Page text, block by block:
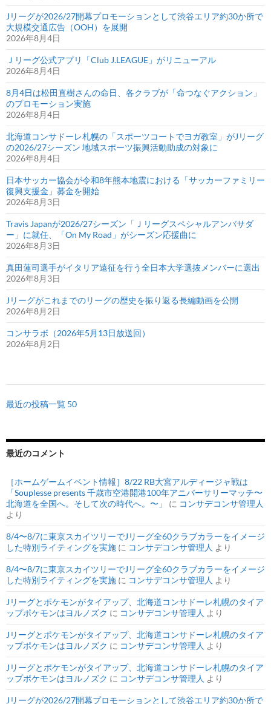
Jリーグが2026/27開幕プロモーションとして渋谷エリア約30か所で
大規模交通広告（OOH）を展開
2026年8月4日
Ｊリーグ公式アプリ「Club J.LEAGUE」がリニューアル
2026年8月4日
8月4日は松田直樹さんの命日、各クラブが「命つなぐアクション」
のプロモーション実施
2026年8月4日
北海道コンサドーレ札幌の「スポーツコートでヨガ教室」がJリーグ
の2026/27シーズン 地域スポーツ振興活動助成の対象に
2026年8月4日
日本サッカー協会が令和8年熊本地震における「サッカーファミリー
復興支援金」募金を開始
2026年8月3日
Travis Japanが2026/27シーズン「Ｊリーグスペシャルアンバサダ
ー」に就任、「On My Road」がシーズン応援曲に
2026年8月3日
真田蓮司選手がイタリア遠征を行う全日本大学選抜メンバーに選出
2026年8月3日
Jリーグがこれまでのリーグの歴史を振り返る長編動画を公開
2026年8月2日
コンサラボ（2026年5月13日放送回）
2026年8月2日
最近の投稿一覧 50
最近のコメント
［ホームゲームイベント情報］8/22 RB大宮アルディージャ戦は
「Souplesse presents 千歳市空港開港100年アニバーサリーマッチ〜
北海道を全国へ。そして次の時代へ。〜」
に コンサデコンサ管理人
より
8/4〜8/7に東京スカイツリーでJリーグ全60クラブカラーをイメージ
した特別ライティングを実施 に コンサデコンサ管理人 より
8/4〜8/7に東京スカイツリーでJリーグ全60クラブカラーをイメージ
した特別ライティングを実施 に コンサデコンサ管理人 より
Jリーグとポケモンがタイアップ、北海道コンサドーレ札幌のタイア
ップポケモンはヨルノズク に コンサデコンサ管理人 より
Jリーグとポケモンがタイアップ、北海道コンサドーレ札幌のタイア
ップポケモンはヨルノズク に コンサデコンサ管理人 より
Jリーグとポケモンがタイアップ、北海道コンサドーレ札幌のタイア
ップポケモンはヨルノズク に コンサデコンサ管理人 より
Jリーグが2026/27開幕プロモーションとして渋谷エリア約30か所で